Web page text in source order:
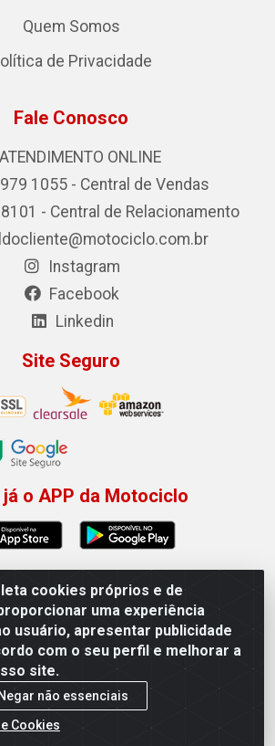
envie notificações com
exclusivas.
×
cookies próprios e de
uma experiência
usuário, apresentar publicidade
com o seu perfil e melhorar a
site.
não essenciais
Cookies
Quem Somos
de Privacidade
Fale Conosco
ATENDIMENTO ONLINE
1055 - Central de Vendas
- Central de Relacionamento
Instagram
Facebook
Linkedin
Site Seguro
já o APP da Motociclo
Sousa dos Santos, 731 - Jardim
Serra/ES - CEP 29.164-153 - CNPJ
01.407.607/0001-53